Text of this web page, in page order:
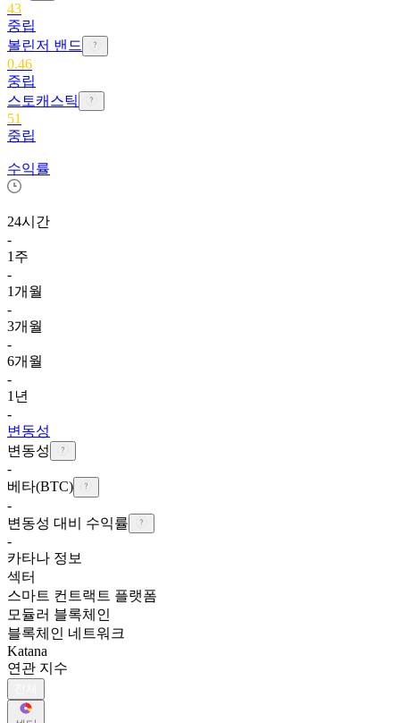
43
중립
볼린저 밴드
0.46
중립
스토캐스틱
51
중립
수익률
24시간
-
1주
-
1개월
-
3개월
-
6개월
-
1년
-
변동성
변동성
-
베타(BTC)
-
변동성 대비 수익률
-
카타나 정보
섹터
스마트 컨트랙트 플랫폼
모듈러 블록체인
블록체인 네트워크
Katana
연관 지수